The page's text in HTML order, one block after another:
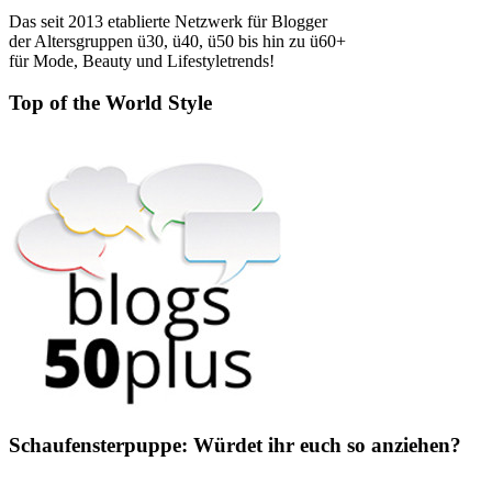
Das seit 2013 etablierte Netzwerk für Blogger
der Altersgruppen ü30, ü40, ü50 bis hin zu ü60+
für Mode, Beauty und Lifestyletrends!
Top of the World Style
Schaufensterpuppe: Würdet ihr euch so anziehen?